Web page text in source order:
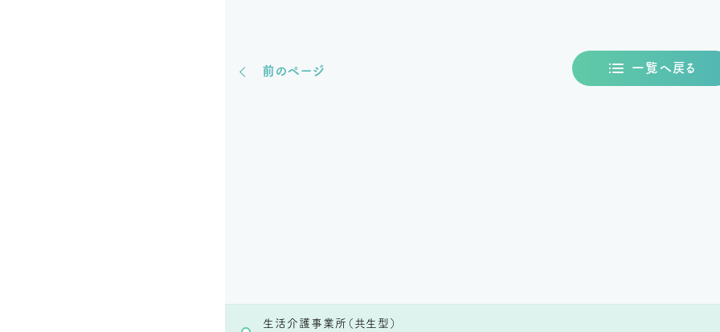
前のページ 一覧へ戻る
生活介護事業所（共生型）